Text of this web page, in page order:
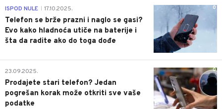
0
ISPOD NULE 17.10.2025.
Telefon se brže prazni i naglo se gasi?
Evo kako hladnoća utiče na baterije i
šta da radite ako do toga dođe
0
23.09.2025.
Prodajete stari telefon? Jedan
pogrešan korak može otkriti sve vaše
podatke